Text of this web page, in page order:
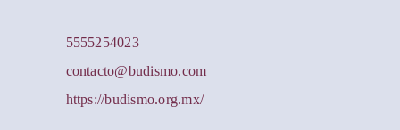
5555254023
contacto@budismo.com
https://budismo.org.mx/